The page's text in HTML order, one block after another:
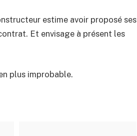
estime avoir proposé ses
Et envisage à présent les
plus improbable.